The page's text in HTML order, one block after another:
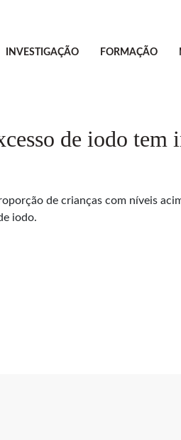
INVESTIGAÇÃO FORMAÇÃO
de iodo
de crianças com níveis
iodo.